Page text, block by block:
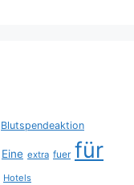
Blutspendeaktion
Eine extra fuer für
Hotels